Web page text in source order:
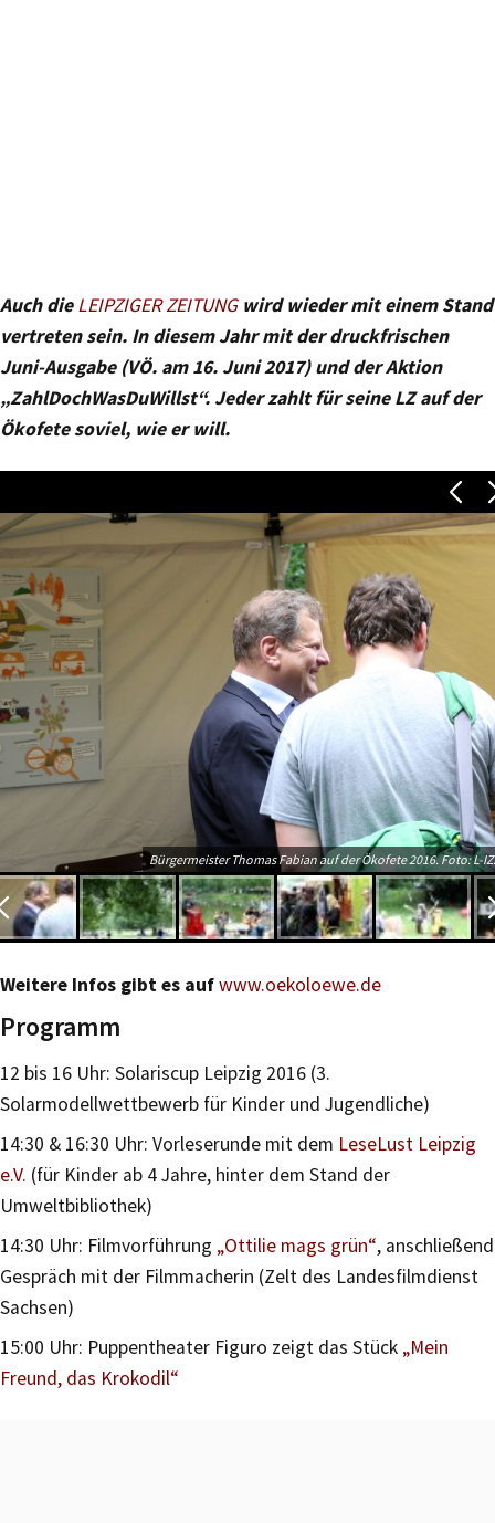
Auch dieLEIPZIGER ZEITUNGwird wieder mit einem Stand
vertreten sein. In diesem Jahr mit der druckfrischen
Juni-Ausgabe (VÖ. am 16. Juni 2017) und der Aktion
„ZahlDochWasDuWillst“. Jeder zahlt für seine LZ auf der
Ökofete soviel, wie er will.
Bürgermeister Thomas Fabian auf der Ökofete 2016. Foto: L-
Weitere Infos gibt es aufwww.oekoloewe.de
Programm
12 bis 16 Uhr: Solariscup Leipzig 2016 (3.
Solarmodellwettbewerb für Kinder und Jugendliche)
14:30 & 16:30 Uhr: Vorleserunde mit dem LeseLust Leipzig
e.V. (für Kinder ab 4 Jahre, hinter dem Stand der
Umweltbibliothek)
14:30 Uhr: Filmvorführung „Ottilie mags grün“, anschließend
Gespräch mit der Filmmacherin (Zelt des Landesfilmdienst
Sachsen)
15:00 Uhr: Puppentheater Figuro zeigt das Stück „Mein
Freund, das Krokodil“